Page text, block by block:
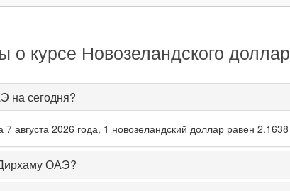
о курсе Новозеландского
на сегодня?
августа 2026 года, 1 новозеландский доллар равен
ОАЭ?